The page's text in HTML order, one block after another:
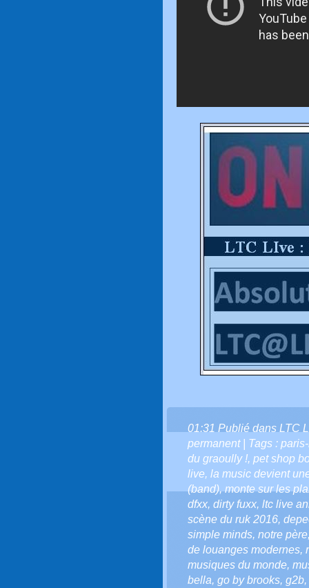
01:31 Publié dans LTC
permanent| Tags :
du graoully !, pet shop
live, la music devient
(band),monte sur les
dfxx, dirty fuxx, ltc live
scène du ruk 2016,
simple minds, notre père
de louanges modernes,
musiques du monde,
bella, go by brooks, g2b,